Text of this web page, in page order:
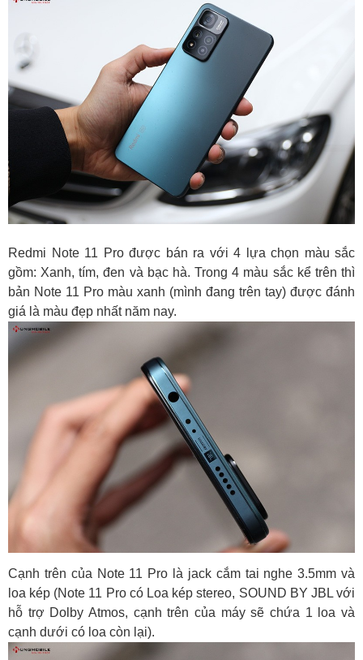
Redmi Note 11 Pro được bán ra với 4 lựa chọn màu sắc
gồm: Xanh, tím, đen và bạc hà. Trong 4 màu sắc kể trên thì
bản Note 11 Pro màu xanh (mình đang trên tay) được đánh
giá là màu đẹp nhất năm nay.
Cạnh trên của Note 11 Pro là jack cắm tai nghe 3.5mm và
loa kép (Note 11 Pro có Loa kép stereo, SOUND BY JBL với
hỗ trợ Dolby Atmos, cạnh trên của máy sẽ chứa 1 loa và
cạnh dưới có loa còn lại).